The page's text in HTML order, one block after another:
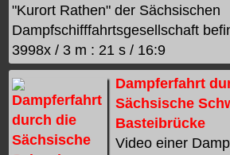
"Kurort Rathen" der Sächsischen
Dampfschifffahrtsgesellschaft
3998x / 3 m : 21 s / 16:9
Dampferfahrt
Sächsische
Basteibrücke
Video einer